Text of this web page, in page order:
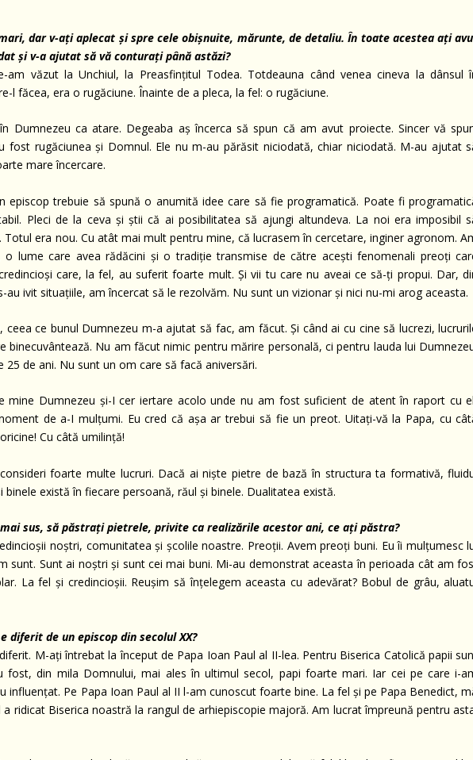
dar v-ați aplecat și spre cele obișnuite, mărunte, de detaliu. În toate acestea ați
și v-a ajutat să vă conturați până astăzi?
am văzut la Unchiul, la Preasfințitul Todea. Totdeauna când venea cineva la dânsul
l făcea, era o rugăciune. Înainte de a pleca, la fel: o rugăciune.
Dumnezeu ca atare. Degeaba aș încerca să spun că am avut proiecte. Sincer vă
fost rugăciunea și Domnul. Ele nu m-au părăsit niciodată, chiar niciodată. M-au ajutat
mare încercare.
episcop trebuie să spună o anumită idee care să fie programatică. Poate fi
Pleci de la ceva și știi că ai posibilitatea să ajungi altundeva. La noi era imposibil
Totul era nou. Cu atât mai mult pentru mine, că lucrasem în cercetare, inginer agronom.
o lume care avea rădăcini și o tradiție transmise de către acești fenomenali preoți
care, la fel, au suferit foarte mult. Și vii tu care nu aveai ce să-ți propui. Dar,
au ivit situațiile, am încercat să le rezolvăm. Nu sunt un vizionar și nici nu-mi arog aceasta.
ce bunul Dumnezeu m-a ajutat să fac, am făcut. Și când ai cu cine să lucrezi,
binecuvântează. Nu am făcut nimic pentru mărire personală, ci pentru lauda lui
25 de ani. Nu sunt un om care să facă aniversări.
mine Dumnezeu și-I cer iertare acolo unde nu am fost suficient de atent în raport cu
de a-I mulțumi. Eu cred că așa ar trebui să fie un preot. Uitați-vă la Papa, cu
Cu câtă umilință!
foarte multe lucruri. Dacă ai niște pietre de bază în structura ta formativă,
binele există în fiecare persoană, răul și binele. Dualitatea există.
sus, să păstrați pietrele, privite ca realizările acestor ani, ce ați păstra?
noștri, comunitatea și școlile noastre. Preoții. Avem preoți buni. Eu îi mulțumesc
sunt. Sunt ai noștri și sunt cei mai buni. Mi-au demonstrat aceasta în perioada cât am
La fel și credincioșii. Reușim să înțelegem aceasta cu adevărat? Bobul de grâu,
diferit de un episcop din secolul XX?
M-ați întrebat la început de Papa Ioan Paul al II-lea. Pentru Biserica Catolică papii
fost, din mila Domnului, mai ales în ultimul secol, papi foarte mari. Iar cei pe care i-
influențat. Pe Papa Ioan Paul al II l-am cunoscut foarte bine. La fel și pe Papa Benedict,
ridicat Biserica noastră la rangul de arhiepiscopie majoră. Am lucrat împreună pentru